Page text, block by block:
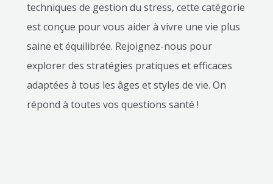
techniques de gestion du stress, cette catégorie
est conçue pour vous aider à vivre une vie plus
saine et équilibrée. Rejoignez-nous pour
explorer des stratégies pratiques et efficaces
adaptées à tous les âges et styles de vie. On
répond à toutes vos questions santé !